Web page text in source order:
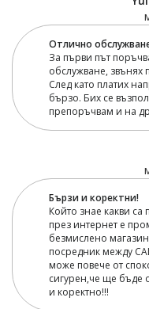
Отлично
За първи път
обслужване, звънях
След като платих
бързо. Бих се
препоръчвам и на
Бързи и коректни!
Който знае какви са
през интернет е
безмислено
посредник между
може повече от
сигурен,че ще
и коректно!!!